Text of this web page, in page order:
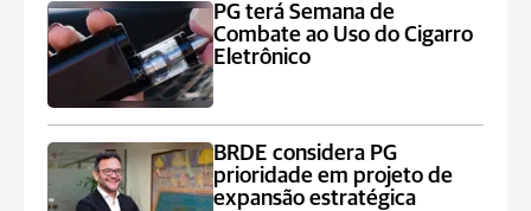
PG terá Semana de
Combate ao Uso do Cigarro
Eletrônico
BRDE considera PG
prioridade em projeto de
expansão estratégica